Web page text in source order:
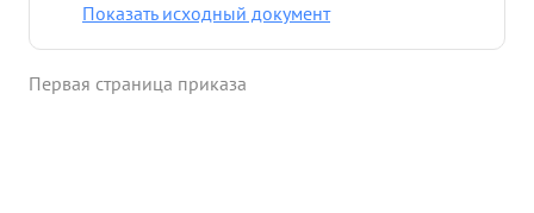
Показать исходный документ
Первая страница приказа